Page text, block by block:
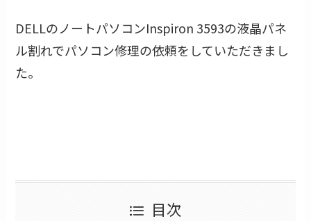
DELLのノートパソコンInspiron 3593の液晶パネ
ル割れでパソコン修理の依頼をしていただきまし
た。
目次